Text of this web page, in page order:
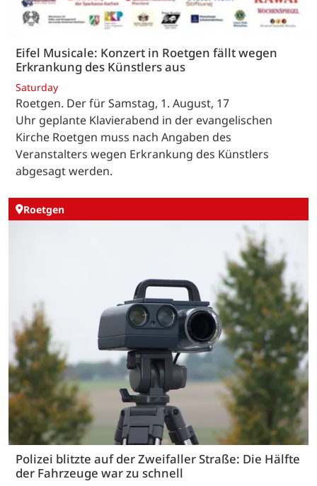
Eifel Musicale: Konzert in Roetgen fällt wegen
Erkrankung des Künstlers aus
Saturday
Roetgen. Der für Samstag, 1. August, 17
Uhr geplante Klavierabend in der evangelischen
Kirche Roetgen muss nach Angaben des
Veranstalters wegen Erkrankung des Künstlers
abgesagt werden.
Roetgen
Polizei blitzte auf der Zweifaller Straße: Die Hälfte
der Fahrzeuge war zu schnell